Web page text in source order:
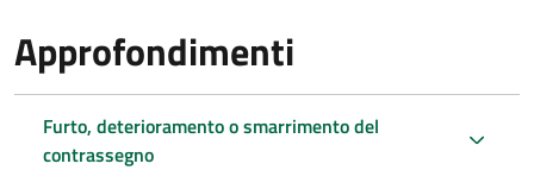
Approfondimenti
Furto, deterioramento o smarrimento del
contrassegno